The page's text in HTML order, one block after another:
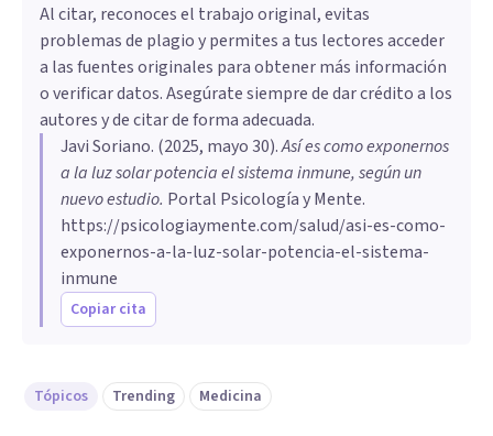
Al citar, reconoces el trabajo original, evitas
problemas de plagio y permites a tus lectores acceder
a las fuentes originales para obtener más información
o verificar datos. Asegúrate siempre de dar crédito a los
autores y de citar de forma adecuada.
Javi Soriano. (2025, mayo 30).Así es como exponernos
a la luz solar potencia el sistema inmune, según un
nuevo estudio. Portal Psicología y Mente.
https://psicologiaymente.com/salud/asi-es-como-
exponernos-a-la-luz-solar-potencia-el-sistema-
inmune
Copiar cita
Tópicos Trending Medicina